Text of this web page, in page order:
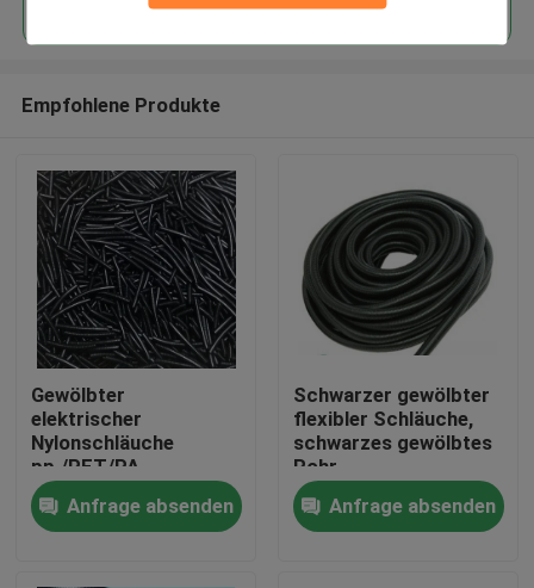
Haus
Produkte
Über uns
Empfohlene Produkte
Gewölbter
elektrischer
Nylonschläuche
pp./PET/PA
Materialärmel
Anfrage absenden
Schwarzer gewölbter
flexibler Schläuche,
schwarzes gewölbtes
Rohr-
feuerbeständiger
Schlauch
Anfrage absenden